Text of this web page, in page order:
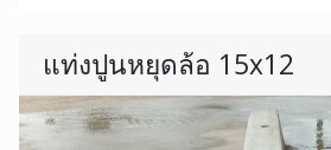
แท่งปูนหยุดล้อ 15x12